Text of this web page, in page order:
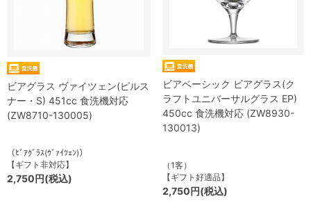
ビアグラス ヴァイツェン(ピルス
ナー・S) 451cc 食洗機対応
(ZW8710-130005)
（ﾋﾞｱｸﾞﾗｽ(ｳﾞｧｲﾂｪﾝ)）
【ギフト非対応】
2,750円(税込)
ビアベーシック ビアグラス(ク
ラフトユニバーサルグラス EP)
450cc 食洗機対応 (ZW8930-
130013)
（1客）
【ギフト好適品】
2,750円(税込)